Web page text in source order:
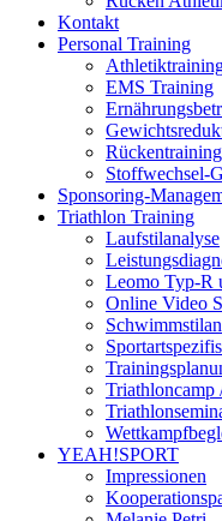
Kontakt
Personal Training
EMS Training
Rückentraining
Stoffwechsel-
Sponsoring-
Triathlon Training
Laufstilanalyse
Leomo Typ-R
Online Video
Triathloncamp
YEAH!SPORT
Impressionen